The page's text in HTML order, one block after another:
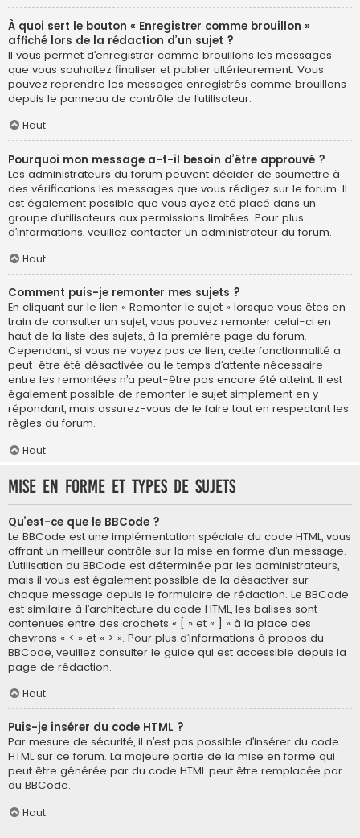
À quoi sert le bouton « Enregistrer comme brouillon »
affiché lors de la rédaction d’un sujet ?
Il vous permet d’enregistrer comme brouillons les messages
que vous souhaitez finaliser et publier ultérieurement. Vous
pouvez reprendre les messages enregistrés comme brouillons
depuis le panneau de contrôle de l’utilisateur.
Haut
Pourquoi mon message a-t-il besoin d’être approuvé ?
Les administrateurs du forum peuvent décider de soumettre à
des vérifications les messages que vous rédigez sur le forum. Il
est également possible que vous ayez été placé dans un
groupe d’utilisateurs aux permissions limitées. Pour plus
d’informations, veuillez contacter un administrateur du forum.
Haut
Comment puis-je remonter mes sujets ?
En cliquant sur le lien « Remonter le sujet » lorsque vous êtes en
train de consulter un sujet, vous pouvez remonter celui-ci en
haut de la liste des sujets, à la première page du forum.
Cependant, si vous ne voyez pas ce lien, cette fonctionnalité a
peut-être été désactivée ou le temps d’attente nécessaire
entre les remontées n’a peut-être pas encore été atteint. Il est
également possible de remonter le sujet simplement en y
répondant, mais assurez-vous de le faire tout en respectant les
règles du forum.
Haut
Mise en forme et types de sujets
Qu’est-ce que le BBCode ?
Le BBCode est une implémentation spéciale du code HTML, vous
offrant un meilleur contrôle sur la mise en forme d’un message.
L’utilisation du BBCode est déterminée par les administrateurs,
mais il vous est également possible de la désactiver sur
chaque message depuis le formulaire de rédaction. Le BBCode
est similaire à l’architecture du code HTML, les balises sont
contenues entre des crochets « [ » et « ] » à la place des
chevrons « < » et « > ». Pour plus d’informations à propos du
BBCode, veuillez consulter le guide qui est accessible depuis la
page de rédaction.
Haut
Puis-je insérer du code HTML ?
Par mesure de sécurité, il n’est pas possible d’insérer du code
HTML sur ce forum. La majeure partie de la mise en forme qui
peut être générée par du code HTML peut être remplacée par
du BBCode.
Haut